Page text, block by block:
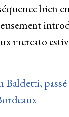
bien
mercato